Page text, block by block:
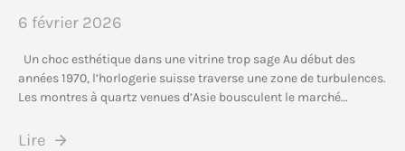
6 février 2026
Un choc esthétique dans une vitrine trop sage Au début des
années 1970, l’horlogerie suisse traverse une zone de turbulences.
Les montres à quartz venues d’Asie bousculent le marché…
Lire